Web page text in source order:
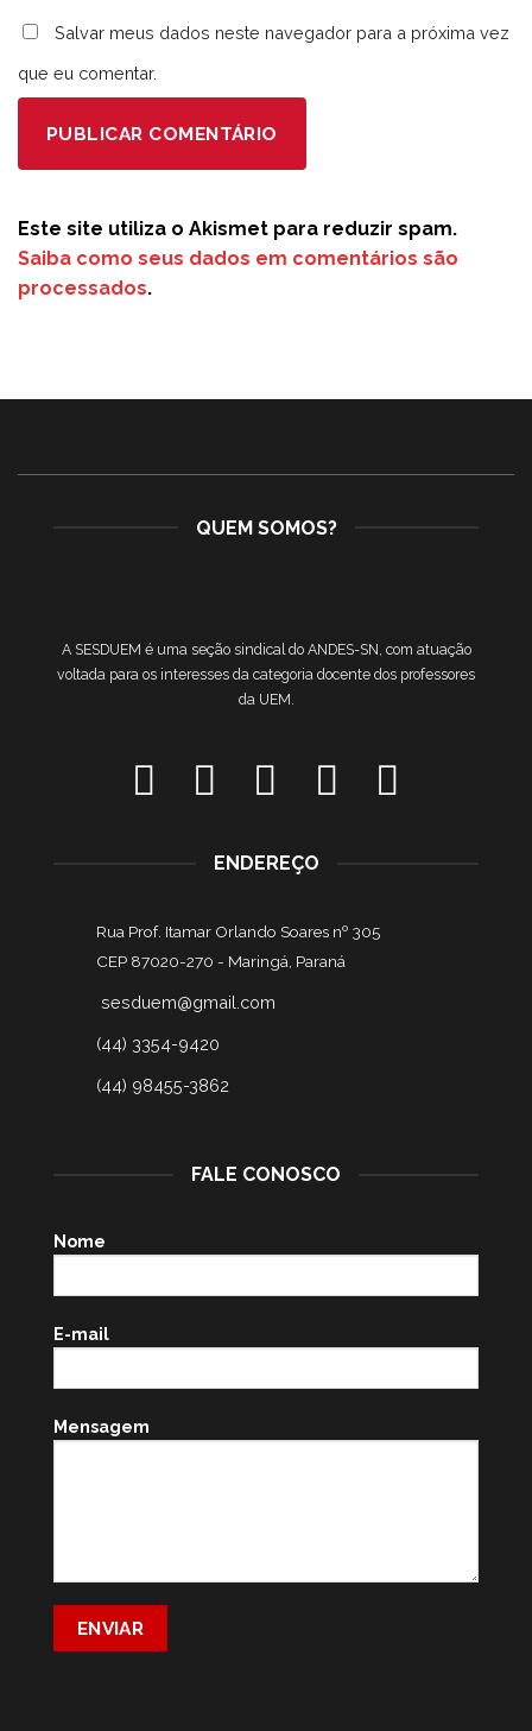
Salvar meus dados neste navegador para a próxima vez
que eu comentar.
Este site utiliza o Akismet para reduzir spam.
Saiba como seus dados em comentários são
processados.
QUEM SOMOS?
A SESDUEM é uma seção sindical do ANDES-SN, com atuação
voltada para os interesses da categoria docente dos professores
da UEM.
ENDEREÇO
Rua Prof. Itamar Orlando Soares nº 305
CEP 87020-270 - Maringá, Paraná
sesduem@gmail.com
(44) 3354-9420
(44) 98455-3862
FALE CONOSCO
Nome
E-mail
Mensagem